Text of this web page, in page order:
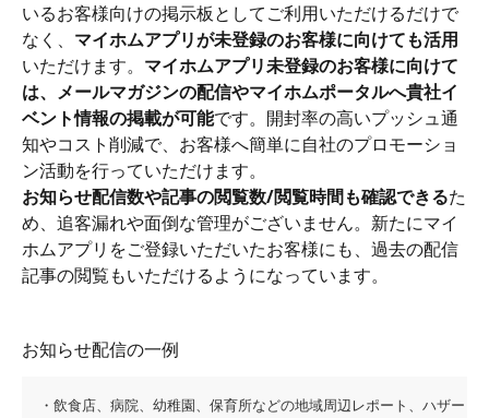
いるお客様向けの掲示板としてご利用いただけるだけで
なく、 マイホムアプリが未登録のお客様に向けても活用
いただけます。 マイホムアプリ未登録のお客様に向けて
は、メールマガジンの配信やマイホムポータルへ貴社イ
ベント情報の掲載が可能です。開封率の高いプッシュ通
知やコスト削減で、お客様へ簡単に自社のプロモーショ
ン活動を行っていただけます。
お知らせ配信数や記事の閲覧数/閲覧時間も確認できるた
め、追客漏れや面倒な管理がございません。新たにマイ
ホムアプリをご登録いただいたお客様にも、過去の配信
記事の閲覧もいただけるようになっています。
お知らせ配信の一例
・飲食店、病院、幼稚園、保育所などの地域周辺レポート、ハザード